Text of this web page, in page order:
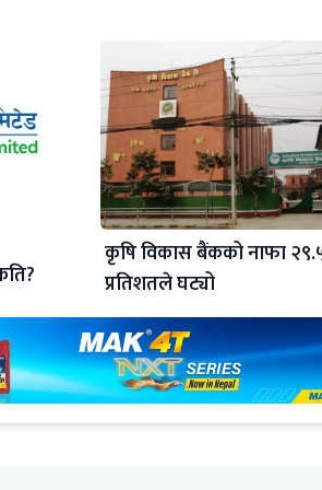
कृषि विकास बैंकको नाफा
प्रतिशतले घट्यो